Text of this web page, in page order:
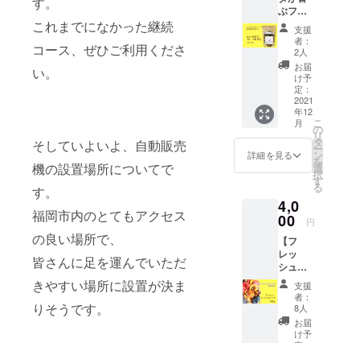
これまでになかった継続
コース、ぜひご利用くださ
い。
そしていよいよ、自動販売
機の設置場所についてで
す。
福岡市内のとてもアクセス
の良い場所で、
皆さんに足を運んでいただ
きやすい場所に設置が決ま
りそうです。
感謝の
お手紙
・フ
レッ
シュド
ライフ
ルーツ
のサン
プル
（60g）
■フ
レッ
ツ
オーガ
ニック
フルー
ツを手
摘みで
収穫
し、 こ
だわり
の製法
で乾燥
旬、賞
味期
限：
2022年
6月 ●
セット
内容 ・
赤いス
イート
ティ
（４g ×
８包）×
紙 ■赤
いス
イート
ティ ル
ビー色
でフ
ルー
ティー
な甘
酸っぱ
さが人
ぶフ
ルーツ
野草茶
3袋セッ
ト】送
料・消
費税込
月下
旬〜順
次発
送
賞味期
限：約
●セット
内容 ・
カラダ
が喜ぶ
フルー
ツ野草
茶 50g
× ３袋
・感謝
のお手
支援
者：
2人
お届
け予
定：
2021
年12
月
詳細を見る
こ
の
リ
タ
ー
ン
を
選
択
す
る
4,0
00 円
【フ
レッ
シュド
ライフ
ルーツ
の詰め
合わせ
300g 】
支援
者：
8人
お届
け予